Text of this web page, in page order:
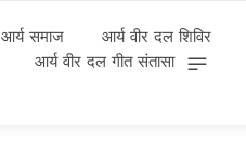
आर्य समाज आर्य वीर दल शिविर
आर्य वीर दल गीत संतासा